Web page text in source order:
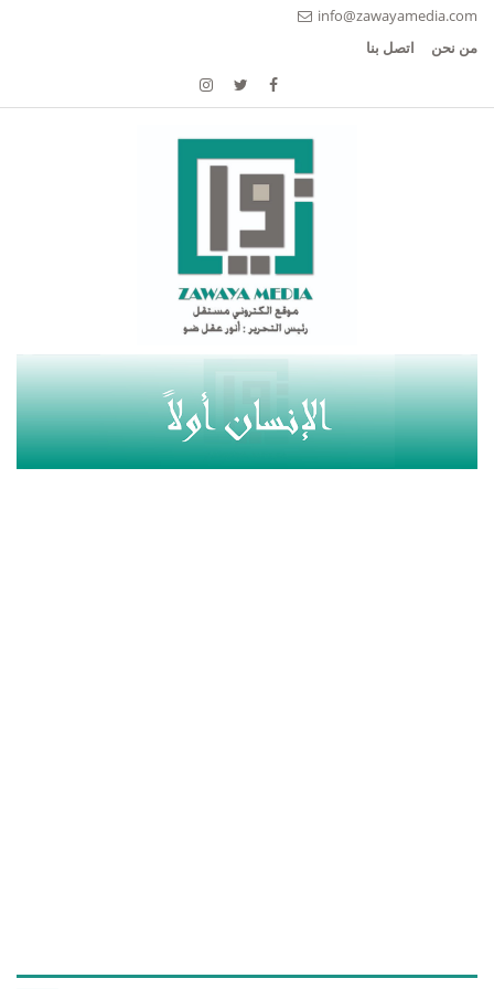
info@zawayamedia.com
من نحن
اتصل بنا